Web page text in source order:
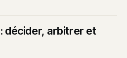
décider, arbitrer et